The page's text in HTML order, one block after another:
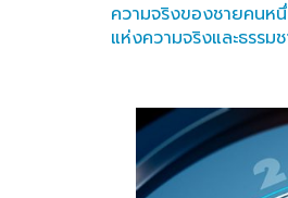
ความจริงของชายคนห
แห่งความจริงและธรร